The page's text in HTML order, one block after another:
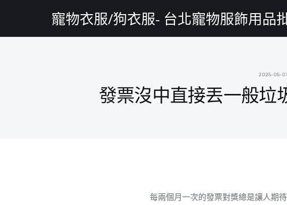
寵物衣服/狗衣服- 台北寵物服飾用品
2025-05-
發票沒中直接丟一般垃
每兩個月一次的發票對獎總是讓人期